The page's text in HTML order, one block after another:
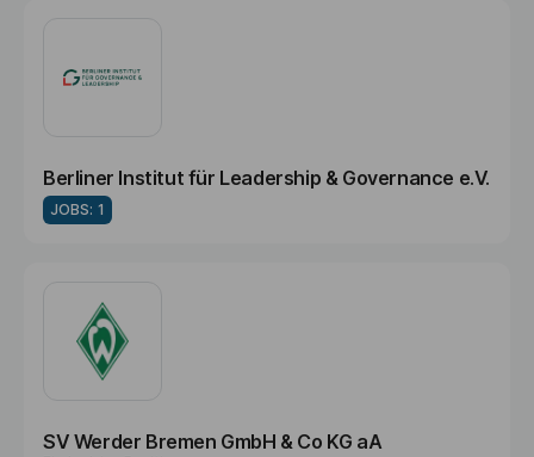
Berliner Institut für Leadership & Governance e.V.
JOBS: 1
SV Werder Bremen GmbH & Co KG aA